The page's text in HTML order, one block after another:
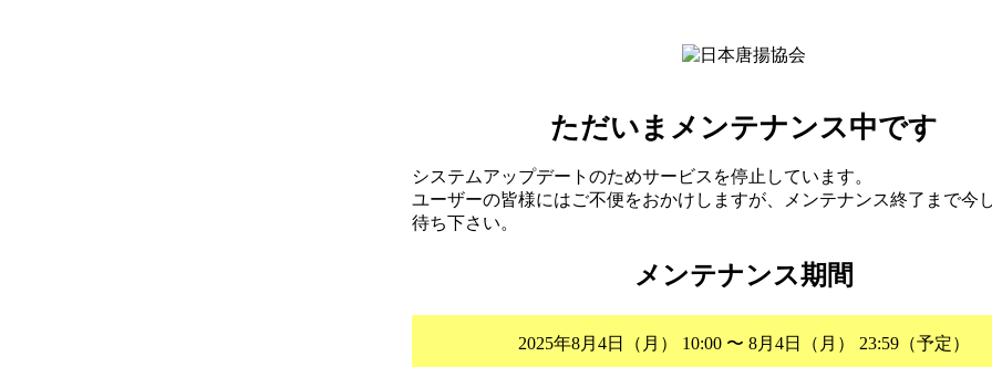
ただいまメンテナンス中です
システムアップデートのためサービスを停止しています。
ユーザーの皆様にはご不便をおかけしますが、メンテナンス終了まで今
待ち下さい。
メンテナンス期間
2025年8月4日（月） 10:00 〜 8月4日（月） 23:59（予定）